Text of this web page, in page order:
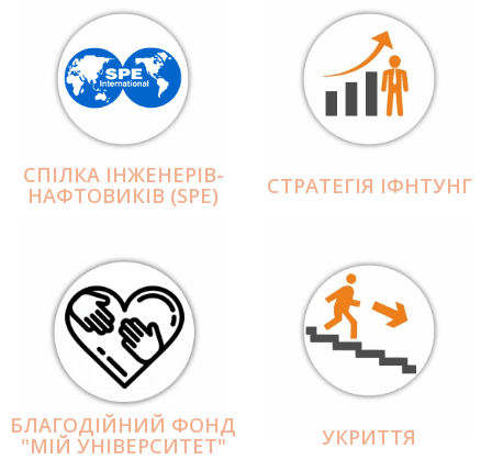
СПІЛКА ІНЖЕНЕРІВ-
НАФТОВИКІВ (SPE) СТРАТЕГІЯ ІФНТУНГ
БЛАГОДІЙНИЙ ФОНД
"МІЙ УНІВЕРСИТЕТ" УКРИТТЯ